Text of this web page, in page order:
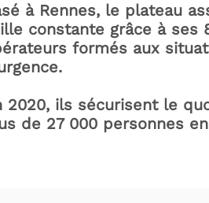
à Rennes, le plateau
constante grâce à ses
formés aux
2020, ils sécurisent le
de 27 000 personnes